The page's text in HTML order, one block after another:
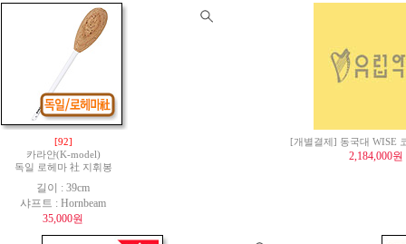
[92]
카라얀(K-model)
독일 로헤마 社 지휘봉
길이 : 39cm
샤프트 : Hornbeam
35,000원
[개별결제] 동국대 WISE
2,184,000원